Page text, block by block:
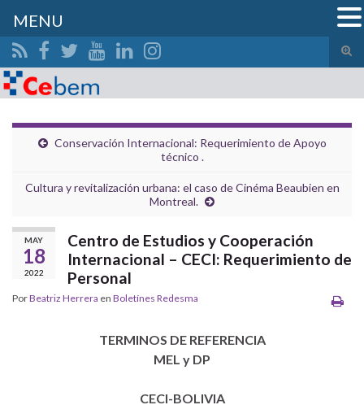
el
Search for:
Conservación Internacional: Requerimiento de Apoyo
técnico .
Cultura y revitalización urbana: el caso de Cinéma Beaubien en
Montreal.
MAY
18
2022
Centro de Estudios y Cooperación
Internacional – CECI: Requerimiento de
Personal
PorBeatriz Herrera en Boletínes Redesma
TERMINOS DE REFERENCIA
MEL y DP
CECI-BOLIVIA
MENU